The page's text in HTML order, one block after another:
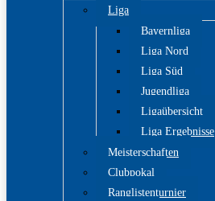
Liga
Bayernliga
Liga Nord
Liga Süd
Jugendliga
Ligaübersicht
Liga Ergebnisse
Meisterschaften
Clubpokal
Ranglistenturnier